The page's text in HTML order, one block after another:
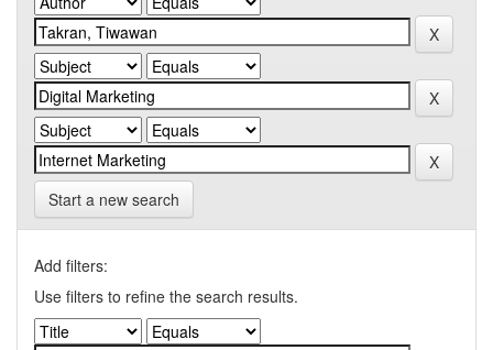
Start a new search
Add filters:
Use filters to refine the search results.